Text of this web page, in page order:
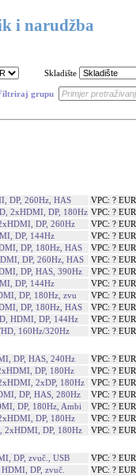
i narudžba
Skladište
grupu
DP, 260Hz, HAS
VPC: ? EUR
2xHDMI, DP, 180Hz VPC: ? EUR
DP, 260Hz
VPC: ? EUR
DP, 144Hz
VPC: ? EUR
DP, 180Hz, HAS
VPC: ? EUR
DP, 260Hz, HAS
VPC: ? EUR
DP, HAS, 390Hz
VPC: ? EUR
DP, 144Hz
VPC: ? EUR
DP, 180Hz, zvu
VPC: ? EUR
DP, 180Hz, HAS
VPC: ? EUR
HDMI, DP, 144Hz
VPC: ? EUR
160Hz/320Hz
VPC: ? EUR
DP, HAS, 240Hz
VPC: ? EUR
DP, 180Hz
VPC: ? EUR
2xDP, 180Hz
VPC: ? EUR
DP, HAS, 280Hz
VPC: ? EUR
DP, 180Hz, Ambi
VPC: ? EUR
DP, 180Hz
VPC: ? EUR
2xHDMI, DP, 180Hz
VPC: ? EUR
DP, zvuč., USB
VPC: ? EUR
DP, zvuč.
VPC: ? EUR